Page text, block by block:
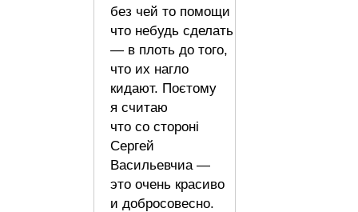
без чей то помощи
что небудь сделать
— в плоть до того,
что их нагло
кидают. Поєтому
я считаю
что со стороні
Сергей
Васильевчиа —
это очень красиво
и добросовесно.